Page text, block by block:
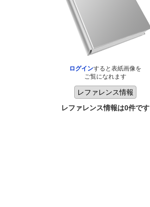
ログインすると表紙画像を
ご覧になれます
レファレンス情報は0件です